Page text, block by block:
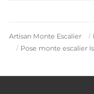
Artisan Monte Escalier
Pose monte escalier